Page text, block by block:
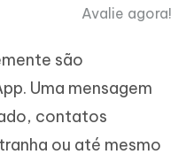
Avalie agora!
são
Uma mensagem
contatos
ou até mesmo